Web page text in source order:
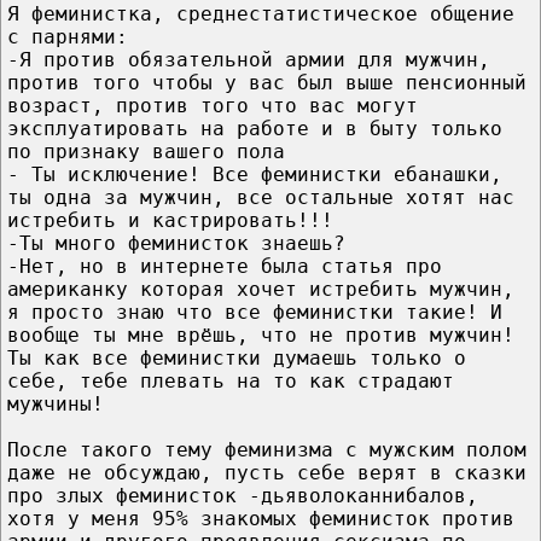
Я феминистка, среднестатистическое общение
с парнями:
-Я против обязательной армии для мужчин,
против того чтобы у вас был выше пенсионный
возраст, против того что вас могут
эксплуатировать на работе и в быту только
по признаку вашего пола
- Ты исключение! Все феминистки ебанашки,
ты одна за мужчин, все остальные хотят нас
истребить и кастрировать!!!
-Ты много феминисток знаешь?
-Нет, но в интернете была статья про
американку которая хочет истребить мужчин,
я просто знаю что все феминистки такие! И
вообще ты мне врёшь, что не против мужчин!
Ты как все феминистки думаешь только о
себе, тебе плевать на то как страдают
мужчины!
После такого тему феминизма с мужским полом
даже не обсуждаю, пусть себе верят в сказки
про злых феминисток -дьяволоканнибалов,
хотя у меня 95% знакомых феминисток против